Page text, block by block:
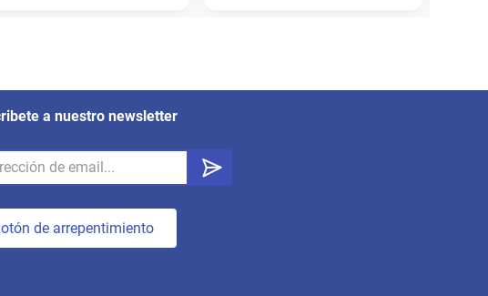
a nuestro newsletter
de arrepentimiento